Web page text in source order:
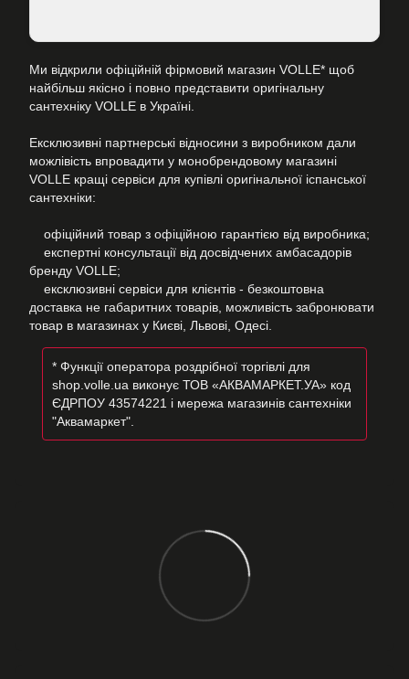
Ми відкрили офіційній фірмовий магазин VOLLE* щоб
найбільш якісно і повно представити оригінальну
сантехніку VOLLE в Україні.
Ексклюзивні партнерські відносини з виробником дали
можлівість впровадити у монобрендовому магазині
VOLLE кращі сервіси для купівлі оригінальної іспанської
сантехніки:
офіційний товар з офіційною гарантією від виробника;
експертні консультації від досвідчених амбасадорів
бренду VOLLE;
ексклюзивні сервіси для клієнтів - безкоштовна
доставка не габаритних товарів, можливість забронювати
товар в магазинах у Києві, Львові, Одесі.
* Функції оператора роздрібної торгівлі для
shop.volle.ua виконує ТОВ «АКВАМАРКЕТ.УА» код
ЄДРПОУ 43574221 і мережа магазинів сантехніки
"Аквамаркет".